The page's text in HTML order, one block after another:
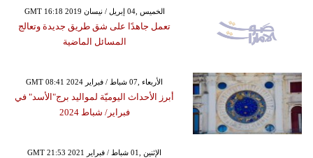
GMT 16:18 2019 الخميس ,04 إبريل / نيسان
تعمل جاهدًا على شق طريق جديدة وتعالج
المسائل الماضية
GMT 08:41 2024 الأربعاء ,07 شباط / فبراير
أبرز الأحداث اليوميّة لمواليد برج"الأسد" في
فبراير/ شباط 2024
GMT 21:53 2021 الإثنين ,01 شباط / فبراير